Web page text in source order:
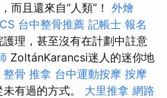
而且還來自“人類”！ 外燴
台中整骨推薦 記帳士 報名
理，甚至沒有在計劃中註意
ZoltánKarancsi迷人的迷你地
整骨 推拿 台中運動按摩 按摩
有過的方式。 大里推拿 網路